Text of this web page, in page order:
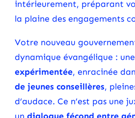
intérieurement, préparant
la plaine des engagements
Votre nouveau
dynamique évangélique : une
expérimentée, enracinée
de jeunes conseillères,
d’audace. Ce n’est pas une